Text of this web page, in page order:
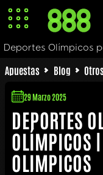
Apuestas Blog
DEPORTES
OLÍMPICOS |
OLIMPICOS
29 Marzo 2025
¿Cómo se deciden